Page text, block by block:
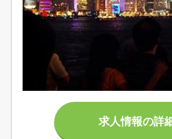
求人情報の詳